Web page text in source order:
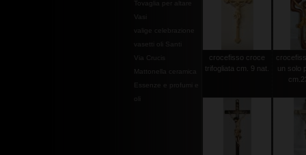
valige celebrazione
Mattonella ceramica
Essenze e profumi e
crocefisso croce
trifogliata cm. 9 nat.
un solo